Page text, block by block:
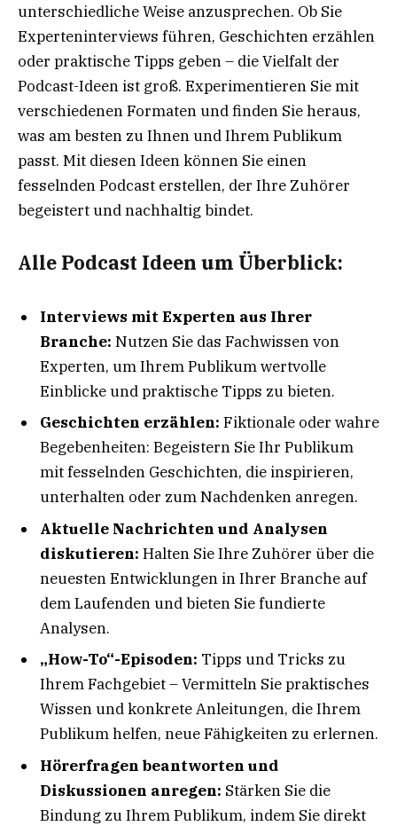
unterschiedliche Weise anzusprechen. Ob Sie
Experteninterviews führen, Geschichten erzählen
oder praktische Tipps geben – die Vielfalt der
Podcast-Ideen ist groß. Experimentieren Sie mit
verschiedenen Formaten und finden Sie heraus,
was am besten zu Ihnen und Ihrem Publikum
passt. Mit diesen Ideen können Sie einen
fesselnden Podcast erstellen, der Ihre Zuhörer
begeistert und nachhaltig bindet.
Alle Podcast Ideen um Überblick:
Interviews mit Experten aus Ihrer
Branche: Nutzen Sie das Fachwissen von
Experten, um Ihrem Publikum wertvolle
Einblicke und praktische Tipps zu bieten.
Geschichten erzählen: Fiktionale oder wahre
Begebenheiten: Begeistern Sie Ihr Publikum
mit fesselnden Geschichten, die inspirieren,
unterhalten oder zum Nachdenken anregen.
Aktuelle Nachrichten und Analysen
diskutieren: Halten Sie Ihre Zuhörer über die
neuesten Entwicklungen in Ihrer Branche auf
dem Laufenden und bieten Sie fundierte
Analysen.
„How-To“-Episoden: Tipps und Tricks zu
Ihrem Fachgebiet – Vermitteln Sie praktisches
Wissen und konkrete Anleitungen, die Ihrem
Publikum helfen, neue Fähigkeiten zu erlernen.
Hörerfragen beantworten und
Diskussionen anregen: Stärken Sie die
Bindung zu Ihrem Publikum, indem Sie direkt